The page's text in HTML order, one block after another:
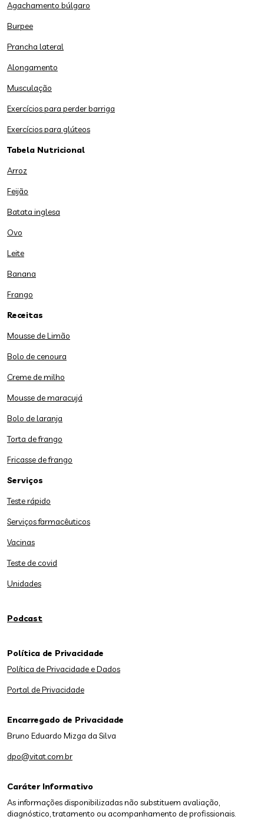
Agachamento búlgaro
Burpee
Prancha lateral
Alongamento
Musculação
Exercícios para perder barriga
Exercícios para glúteos
Tabela Nutricional
Arroz
Feijão
Batata inglesa
Ovo
Leite
Banana
Frango
Receitas
Mousse de Limão
Bolo de cenoura
Creme de milho
Mousse de maracujá
Bolo de laranja
Torta de frango
Fricasse de frango
Serviços
Teste rápido
Serviços farmacêuticos
Vacinas
Teste de covid
Unidades
Podcast
Caráter Informativo
As informações disponibilizadas não substituem avaliação,
diagnóstico, tratamento ou acompanhamento de profissionais.
Política de Privacidade
Política de Privacidade e Dados
Portal de Privacidade
Encarregado de Privacidade
Bruno Eduardo Mizga da Silva
dpo@vitat.com.br